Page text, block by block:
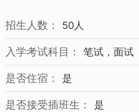
招生人数： 50人
入学考试科目： 笔试，面试
是否住宿： 是
是否接受插班生： 是